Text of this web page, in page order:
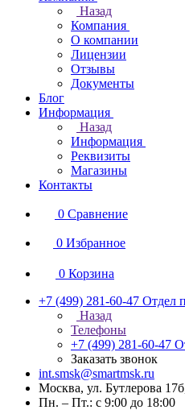
Назад
Компания
О компании
Лицензии
Отзывы
Документы
Блог
Информация
Назад
Информация
Реквизиты
Магазины
Контакты
0 Сравнение
0 Избранное
0 Корзина
+7 (499) 281-60-47 Отдел
Назад
Телефоны
+7 (499) 281-60-47
Заказать звонок
int.smsk@smartmsk.ru
Москва, ул. Бутлерова
Пн. – Пт.: с 9:00 до 18:00